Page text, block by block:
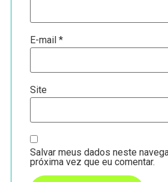
E-mail*
Site
Salvar meus dados neste
próxima vez que eu comentar.